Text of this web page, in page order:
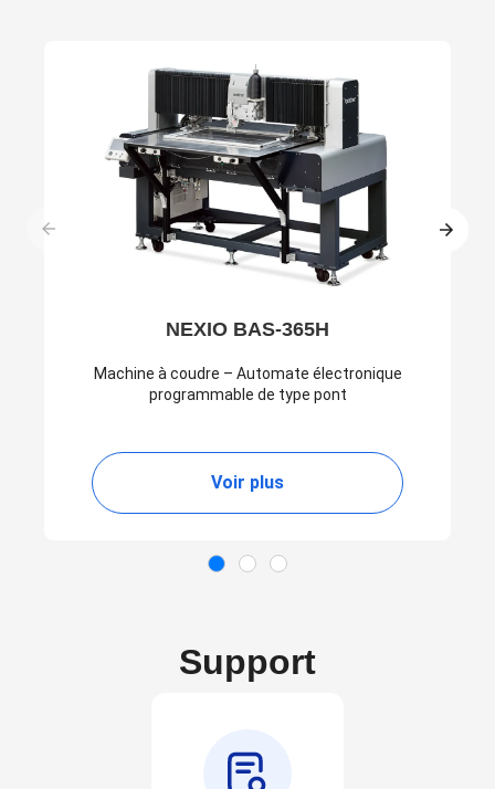
NEXIO BAS-365H
Machine à coudre – Automate électronique
programmable de type pont
Voir plus
Support